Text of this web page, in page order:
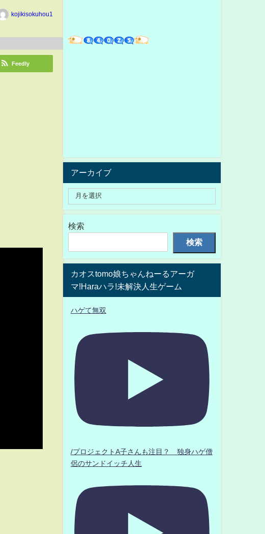
kojikisokuhou1
Feedly
アーカイブ
検索
検索
カオスtomo娘ちゃんねーるアーガ
マ!Haraハラ!未解決人生ゲーム
ハゲて無双
/プロジェクトA子さんも注目？ 独身ハゲ僧
侶のサンドイッチ人生